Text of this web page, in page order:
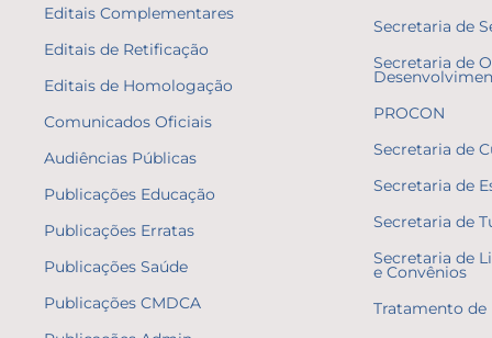
Editais Complementares
Editais de Retificação
Editais de Homologação
Comunicados Oficiais
Audiências Públicas
Publicações Educação
Publicações Erratas
Publicações Saúde
Publicações CMDCA
Secretaria de
Secretaria de
PROCON
Secretaria de
Secretaria de
Secretaria de
Secretaria de
e Convênios
Tratamento de